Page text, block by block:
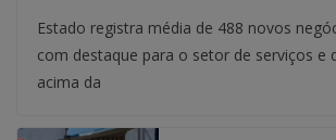
Estado registra média de 488 novos
com destaque para o setor de serviços e
acima da